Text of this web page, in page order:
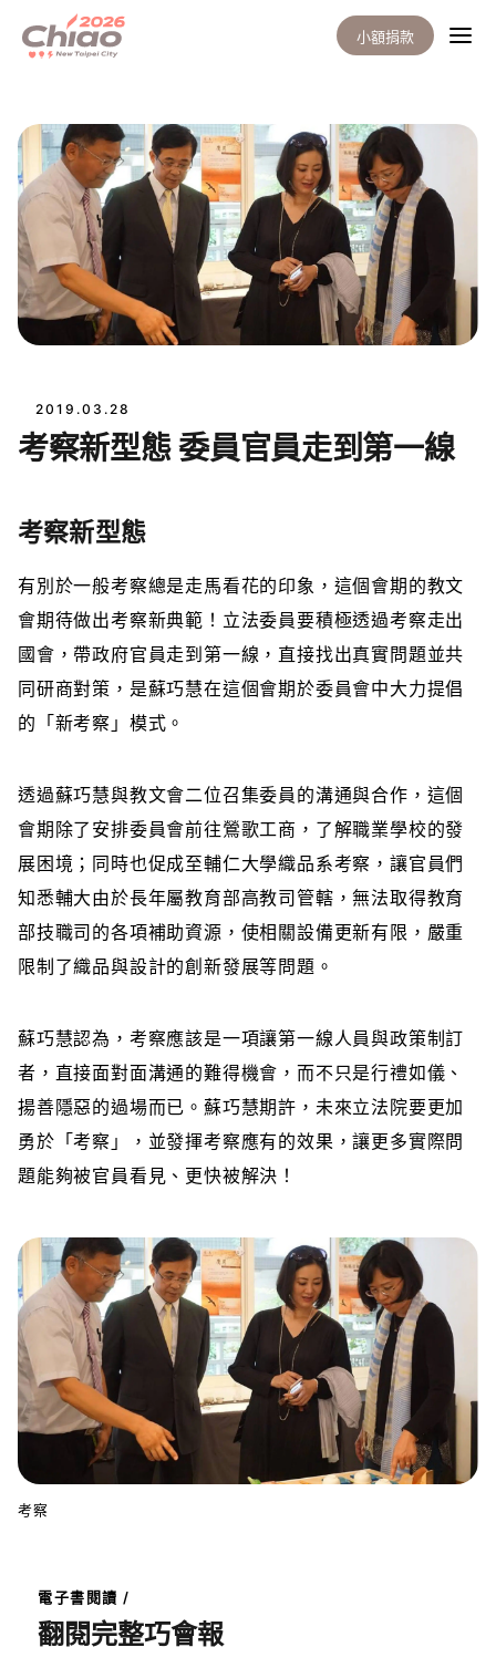
小額捐款
2019.03.28
考察新型態 委員官員走到第一線
考察新型態
有別於一般考察總是走馬看花的印象，這個會期的教文
會期待做出考察新典範！立法委員要積極透過考察走出
國會，帶政府官員走到第一線，直接找出真實問題並共
同研商對策，是蘇巧慧在這個會期於委員會中大力提倡
的「新考察」模式。
透過蘇巧慧與教文會二位召集委員的溝通與合作，這個
會期除了安排委員會前往鶯歌工商，了解職業學校的發
展困境；同時也促成至輔仁大學織品系考察，讓官員們
知悉輔大由於長年屬教育部高教司管轄，無法取得教育
部技職司的各項補助資源，使相關設備更新有限，嚴重
限制了織品與設計的創新發展等問題。
蘇巧慧認為，考察應該是一項讓第一線人員與政策制訂
者，直接面對面溝通的難得機會，而不只是行禮如儀、
揚善隱惡的過場而已。蘇巧慧期許，未來立法院要更加
勇於「考察」，並發揮考察應有的效果，讓更多實際問
題能夠被官員看見、更快被解決！
考察
電子書閱讀 /
翻閱完整巧會報